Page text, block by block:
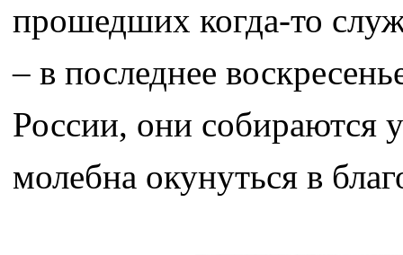
прошедших когда-то
– в последнее
России, они собираются
молебна окунуться в